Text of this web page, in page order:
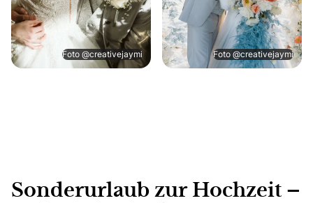
Foto @creativejaymi Foto @creativejaymi
Sonderurlaub zur Hochzeit –